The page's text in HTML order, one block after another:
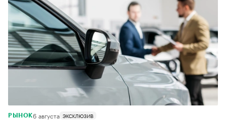
РЫНОК6 августа ЭКСКЛЮЗИВ